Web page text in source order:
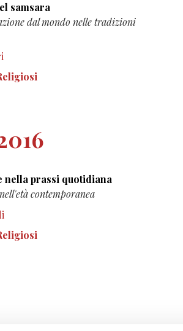
samsara
dal mondo nelle tradizioni
nella prassi quotidiana
contemporanea